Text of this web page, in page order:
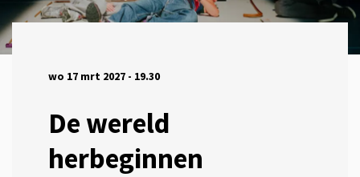
De wereld
herbeginnen
wo 17 mrt 2027 - 19.30